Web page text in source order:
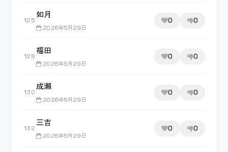
125
如月
2026年5月29日
0 0
128
福田
2026年5月29日
0 0
130
成瀬
2026年5月29日
0 0
132
三吉
2026年5月29日
0 0